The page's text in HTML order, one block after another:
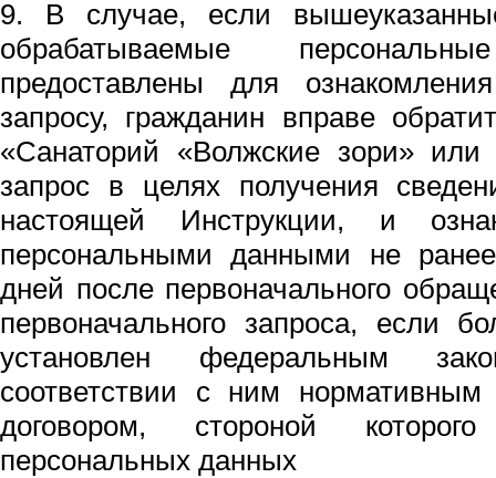
9. В случае, если
обрабатываемые
предоставлены для
запросу, гражданин вправе
«Санаторий «Волжские зори» или
запрос в целях получения
настоящей Инструкции, и
персональными данными не
дней после первоначального
первоначального запроса, если
установлен федеральным
соответствии с ним
договором, стороной
персональных данных